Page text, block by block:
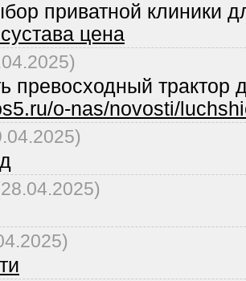
приватной клиники
цена
превосходный трактор
o-nas/novosti/